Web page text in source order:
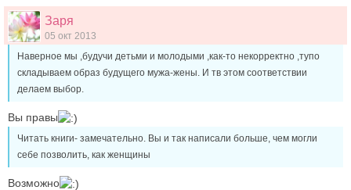
Заря
05 окт 2013
Наверное мы ,будучи детьми и молодыми ,как-то некорректно ,тупо
складываем образ будущего мужа-жены. И тв этом соответствии
делаем выбор.
Вы правы
Читать книги- замечательно. Вы и так написали больше, чем могли
себе позволить, как женщины
Возможно